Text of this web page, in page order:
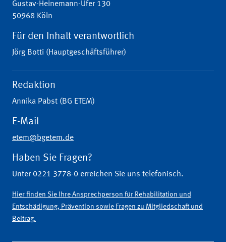
Gustav-Heinemann-Ufer 130
50968 Köln
Für den Inhalt verantwortlich
Jörg Botti (Hauptgeschäftsführer)
Redaktion
Annika Pabst (BG ETEM)
E-Mail
etem@bgetem.de
Haben Sie Fragen?
Unter 0221 3778-0 erreichen Sie uns telefonisch.
Hier finden Sie Ihre Ansprechperson für Rehabilitation und
Entschädigung, Prävention sowie Fragen zu Mitgliedschaft und
Beitrag.